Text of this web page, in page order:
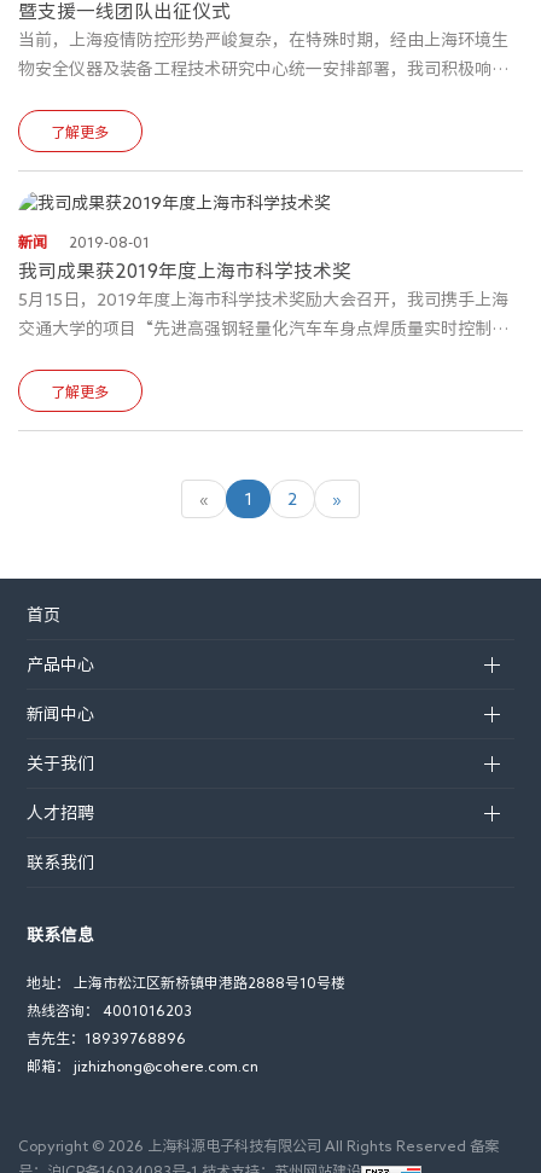
暨支援一线团队出征仪式
当前，上海疫情防控形势严峻复杂，在特殊时期，经由上海环境生
物安全仪器及装备工程技术研究中心统一安排部署，我司积极响应
海之江生物科技股份有限公司、上海伯杰医疗科技股份有限公司等
单位精心组织策划，并于 4 月 1 日在松江区政府、区经委与经开区
第一时间成立紧急支援小组，由总经理王振煜带队，团队成员由吴
冠杰、韦远发、陈全伍组成，携 8 台全自动分杯处理系统前往一线
支援。
了解更多
新闻 2019-08-01
我司成果获2019年度上海市科学技术奖
5月15日，2019年度上海市科学技术奖励大会召开，我司携手上海
交通大学的项目“先进高强钢轻量化汽车车身点焊质量实时控制技
了解更多
« 1 2 »
首页
产品中心
新闻中心
关于我们
人才招聘
联系我们
联系信息
地址： 上海市松江区新桥镇申港路2888号10号楼
热线咨询： 4001016203
吉先生：18939768896
邮箱： jizhizhong@cohere.com.cn
Copyright © 2026 上海科源电子科技有限公司 All Rights Reserved 备案